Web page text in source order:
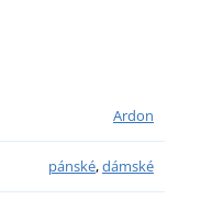
Ardon
pánské,dámské